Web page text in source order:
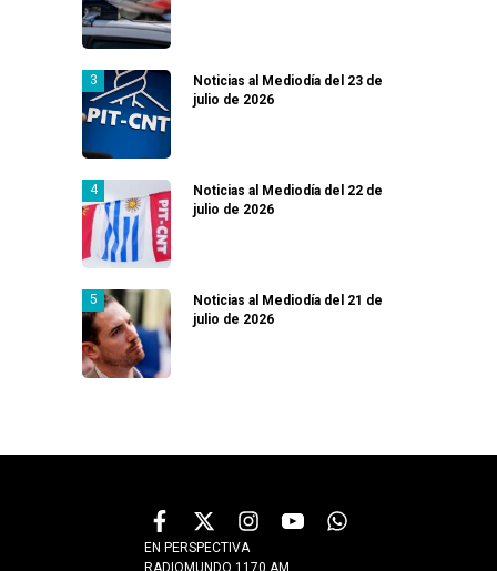
Noticias al Mediodía del 23 de
julio de 2026
Noticias al Mediodía del 22 de
julio de 2026
Noticias al Mediodía del 21 de
julio de 2026
EN PERSPECTIVA
RADIOMUNDO 1170 AM